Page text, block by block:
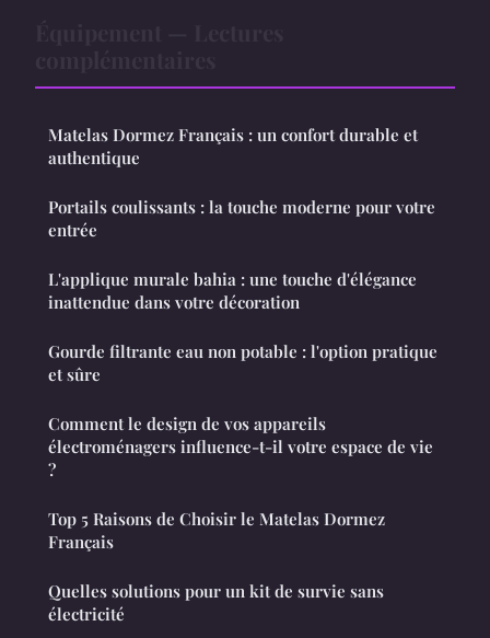
Matelas Dormez Français : un confort durable et
authentique
Portails coulissants : la touche moderne pour votre
entrée
L'applique murale bahia : une touche d'élégance
inattendue dans votre décoration
Gourde filtrante eau non potable : l'option pratique
et sûre
Comment le design de vos appareils
électroménagers influence-t-il votre espace de vie
?
Top 5 Raisons de Choisir le Matelas Dormez
Français
Quelles solutions pour un kit de survie sans
électricité